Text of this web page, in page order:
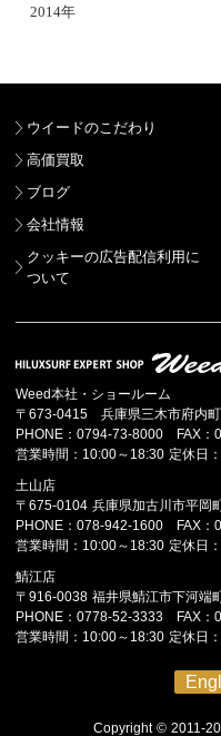
2014年
ウイードのこだわり
高価買取
ブログ
会社情報
クッキーの広告配信利用に
ついて
Weed本社・ショールーム
〒673-0415 兵庫県三木市府内
PHONE：0794-73-8000 FAX
営業時間：10:00～18:30 定休日
土山店
〒675-0104 兵庫県加古川市平岡
PHONE：078-942-1600 FAX
営業時間：10:00～18:30 定休日
鯖江店
〒916-0038 福井県鯖江市下河端
PHONE：0778-52-3333 FAX
営業時間：10:00～18:30 定休日
Copyright © 2011-